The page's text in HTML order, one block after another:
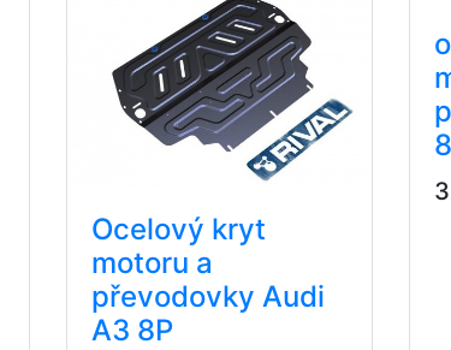
Ocelový kryt
motoru a
převodovky Audi
A3 8P